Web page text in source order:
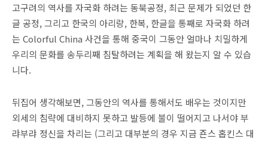
고구려의 역사를 자국화 하려는 동북공정, 최근 문제가 되었던 한
글 공정, 그리고 한국의 아리랑, 한복, 한글을 통째로 자국화 하려
는 Colorful China 사건을 통해 중국이 그동안 얼마나 치밀하게
우리의 문화를 송두리째 침탈하려는 계획을 해 왔는지 알 수 있습
니다.
뒤집어 생각해보면, 그동안의 역사를 통해서도 배우는 것이지만
외세의 침략에 대비하지 못하고 발등에 불이 떨어지고 나서야 부
랴부랴 정신을 차리는 (그리고 대부분의 경우 지금 죤스 홉킨스 대